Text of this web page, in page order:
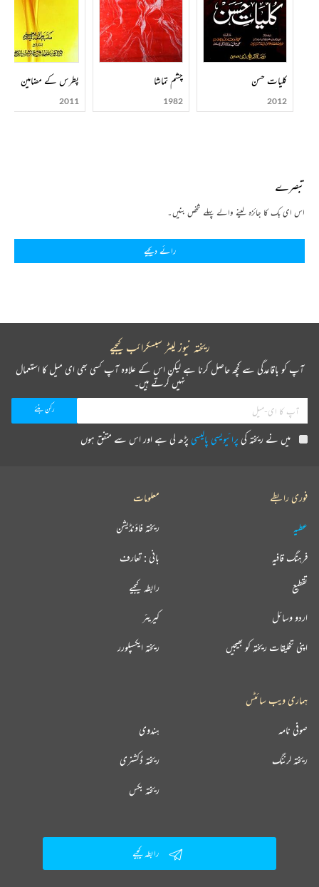
کلیات حسن
2012
چشم تماشا
1982
پطرس کے مضامین
2011
تبصرے
اس ای بک کا جائزہ لینے والے پہلے شخص بنیں۔
رائے دیجیے
ریختہ نیوز لیٹر سبسکرائب کیجیے
آپ کو باقاعدگی سے کچھ حاصل کرنا ہے لیکن اس کے علاوہ آپ کسی بھی ای میل کا استعمال
نہیں کرتے ہیں۔
میں نے ریختہ کیپرائیویسی پالیسیپڑھ لی ہے اور اس سے متفق ہوں
فوری رابطے
عطیہ
فرہنگ قافیہ
تقطیع
اردو وسائل
اپنی تخلیقات ریختہ کو بھیجیں
معلومات
ریختہ فاؤنڈیشن
بانی : تعارف
رابطہ کیجیے
کیریئر
ریختہ ایکسپلورر
ہماری ویب سائٹس
ہندوی صوفی نامہ
ریختہ ڈکشنری ریختہ لرننگ
ریختہ بکس
رابطہ کیجیے